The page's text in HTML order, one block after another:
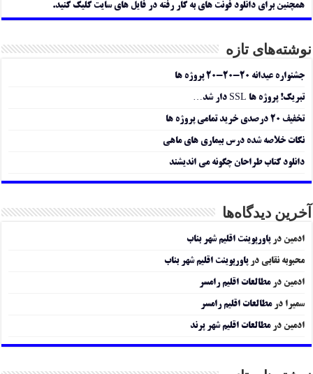
همچنین برای دانلود فونت های به کار رفته در فایل های سایت کلیک کنید.
نوشته‌های تازه
جشنواره عیدانه ۲۰-۲۰-۲۰ پروژه ها
تبریک! پروژه ها SSL دار شد…
تخفیف ۲۰ درصدی خرید تمامی پروژه ها
نکات خلاصه شده درس بیماری های ماهی
دانلود کتاب طراحان چگونه می اندیشند
آخرین دیدگاه‌ها
ادمین درپاورپوینت اقلیم شهر بناب
محبوبه نقابی درپاورپوینت اقلیم شهر بناب
ادمین درمطالعات اقلیم رامسر
سمیرا درمطالعات اقلیم رامسر
ادمین درمطالعات اقلیم شهر پرند